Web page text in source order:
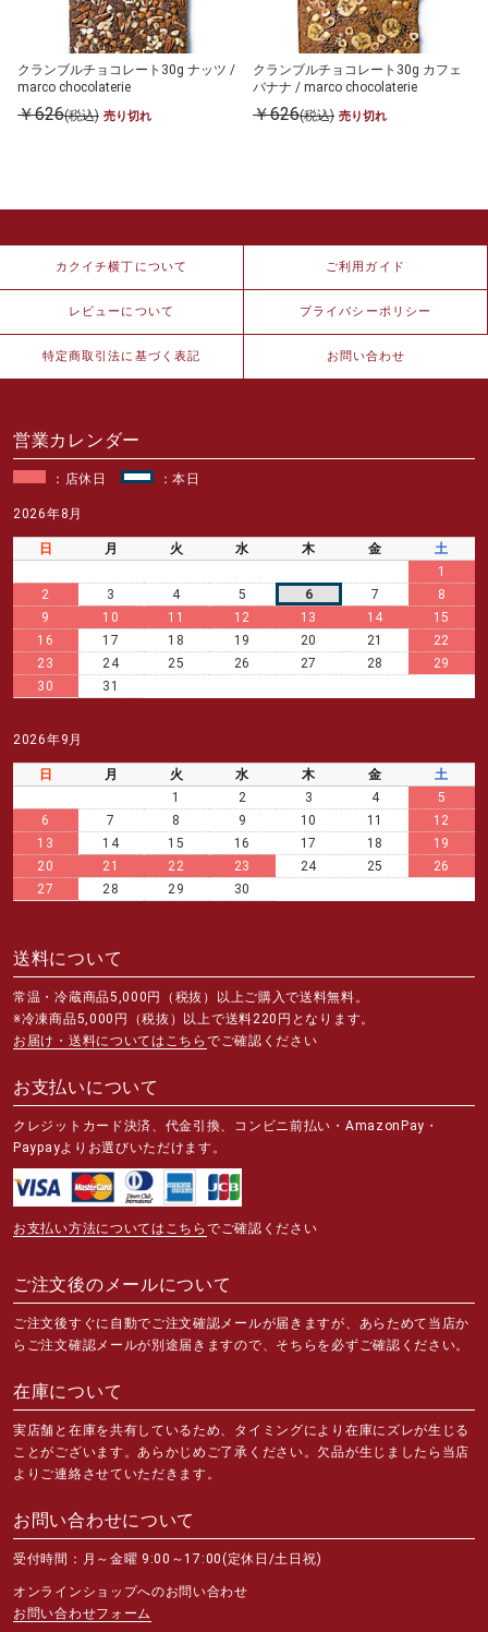
クランブルチョコレート30g ナッツ /
marco chocolaterie
￥626(税込) 売り切れ
クランブルチョコレート30g カフェ
バナナ / marco chocolaterie
￥626(税込) 売り切れ
カクイチ横丁について ご利用ガイド
レビューについて プライバシーポリシー
特定商取引法に基づく表記 お問い合わせ
営業カレンダー
：店休日 ：本日
2026年8月
日 月 火 水 木 金
土
1
2
3 4 5 6 7
8
9
10 11 12 13 14
15
16
17 18 19 20 21
22
23
24 25 26 27 28
29
30
31
2026年9月
日 月 火 水 木 金
土
1
2 3 4
5
6
7 8 9 10 11
12
13
14 15 16 17 18
19
20
21 22 23 24 25
26
27
28 29 30
送料について
常温・冷蔵商品5,000円（税抜）以上ご購入で送料無料。
※冷凍商品5,000円（税抜）以上で送料220円となります。
お届け・送料についてはこちら でご確認ください
お支払いについて
クレジットカード決済、代金引換、コンビニ前払い・AmazonPay・
Paypayよりお選びいただけます。
お支払い方法についてはこちら でご確認ください
ご注文後のメールについて
ご注文後すぐに自動でご注文確認メールが届きますが、あらためて当店か
らご注文確認メールが別途届きますので、そちらを必ずご確認ください。
在庫について
実店舗と在庫を共有しているため、タイミングにより在庫にズレが生じる
ことがございます。あらかじめご了承ください。欠品が生じましたら当店
よりご連絡させていただきます。
お問い合わせについて
受付時間：月～金曜 9:00～17:00(定休日/土日祝)
オンラインショップへのお問い合わせ
お問い合わせフォーム